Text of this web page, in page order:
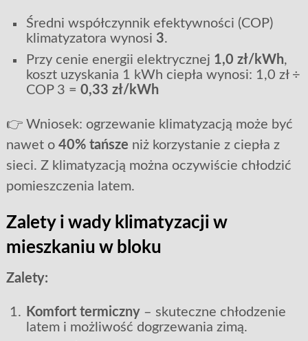
Średni współczynnik efektywności (COP)
klimatyzatora wynosi 3.
Przy cenie energii elektrycznej 1,0 zł/kWh,
koszt uzyskania 1 kWh ciepła wynosi: 1,0 zł ÷
COP 3 = 0,33 zł/kWh
👉 Wniosek: ogrzewanie klimatyzacją może być
nawet o 40% tańsze niż korzystanie z ciepła z
sieci. Z klimatyzacją można oczywiście chłodzić
pomieszczenia latem.
Zalety i wady klimatyzacji w
mieszkaniu w bloku
Zalety:
Komfort termiczny– skuteczne chłodzenie
latem i możliwość dogrzewania zimą.